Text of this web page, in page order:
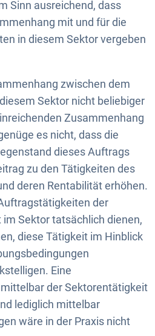
Sinn ausreichend, dass
mit und für die
in diesem Sektor vergeben
zwischen dem
Sektor nicht beliebiger
Zusammenhang
es nicht, dass die
dieses Auftrags
zu den Tätigkeiten des
deren Rentabilität erhöhen.
der
Sektor tatsächlich dienen,
diese Tätigkeit im Hinblick
Eine
der Sektorentätigkeit
lediglich mittelbar
wäre in der Praxis nicht